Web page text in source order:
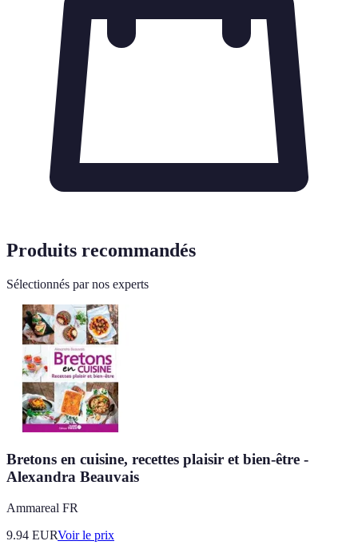
Produits recommandés
Sélectionnés par nos experts
Bretons en cuisine, recettes plaisir et bien-être -
Alexandra Beauvais
Ammareal FR
9.94 EURVoir le prix